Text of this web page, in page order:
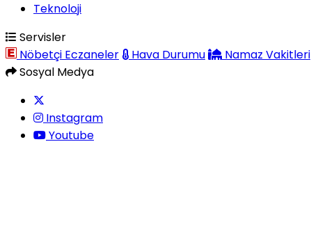
Teknoloji
Servisler
Nöbetçi Eczaneler
Hava Durumu Namaz Vakitleri
Sosyal Medya
Instagram
Youtube